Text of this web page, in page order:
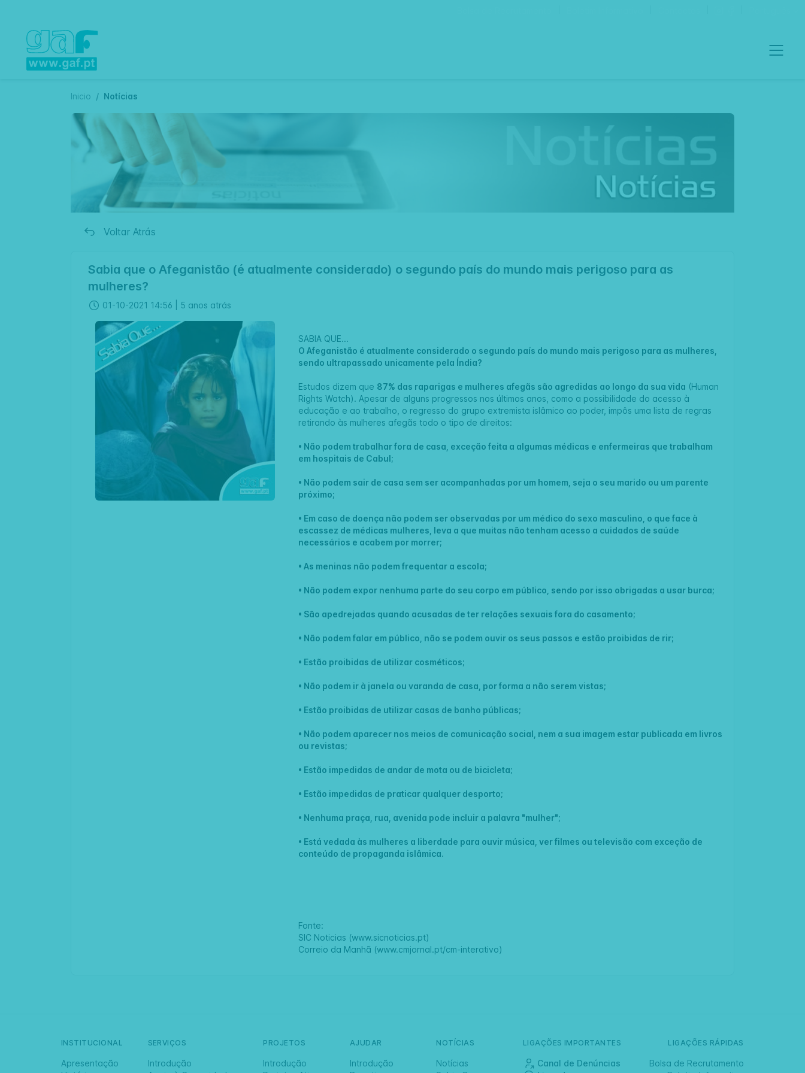
Inicio Notícias
Voltar Atrás
Sabia que o Afeganistão (é atualmente considerado) o segundo país do mundo mais perigoso para as
mulheres?
01-10-2021 14:56 | 5 anos atrás
SABIA QUE...
O Afeganistão é atualmente considerado o segundo país do mundo mais perigoso para as mulheres,
sendo ultrapassado unicamente pela Índia?
Estudos dizem que 87% das raparigas e mulheres afegãs são agredidas ao longo da sua vida (Human
Rights Watch). Apesar de alguns progressos nos últimos anos, como a possibilidade do acesso à
educação e ao trabalho, o regresso do grupo extremista islâmico ao poder, impôs uma lista de regras
retirando às mulheres afegãs todo o tipo de direitos:
• Não podem trabalhar fora de casa, exceção feita a algumas médicas e enfermeiras que trabalham
em hospitais de Cabul;
• Não podem sair de casa sem ser acompanhadas por um homem, seja o seu marido ou um parente
próximo;
• Em caso de doença não podem ser observadas por um médico do sexo masculino, o que face à
escassez de médicas mulheres, leva a que muitas não tenham acesso a cuidados de saúde
necessários e acabem por morrer;
• As meninas não podem frequentar a escola;
• Não podem expor nenhuma parte do seu corpo em público, sendo por isso obrigadas a usar burca;
• São apedrejadas quando acusadas de ter relações sexuais fora do casamento;
• Não podem falar em público, não se podem ouvir os seus passos e estão proibidas de rir;
• Estão proibidas de utilizar cosméticos;
• Não podem ir à janela ou varanda de casa, por forma a não serem vistas;
• Estão proibidas de utilizar casas de banho públicas;
• Não podem aparecer nos meios de comunicação social, nem a sua imagem estar publicada em livros
ou revistas;
• Estão impedidas de andar de mota ou de bicicleta;
• Estão impedidas de praticar qualquer desporto;
• Nenhuma praça, rua, avenida pode incluir a palavra "mulher";
• Está vedada às mulheres a liberdade para ouvir música, ver filmes ou televisão com exceção de
conteúdo de propaganda islâmica.
Fonte:
SIC Noticias (www.sicnoticias.pt)
Correio da Manhã (www.cmjornal.pt/cm-interativo)
INSTITUCIONAL
Apresentação
SERVIÇOS
Introdução
PROJETOS
Introdução
AJUDAR
Introdução
NOTÍCIAS
Notícias
LIGAÇÕES IMPORTANTES
Canal de Denúncias
LIGAÇÕES RÁPIDAS
Bolsa de Recrutamento